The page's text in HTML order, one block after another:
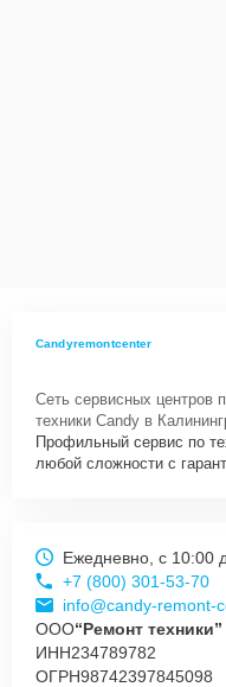
Candyremontcenter
Сеть сервисных центров
техники Candy в
Профильный сервис по
любой сложности с
Ежедневно, с 10:00
+7 (800) 301-53-70
info@candy-remont-
ООО“Ремонт техники”
ИНН234789782
ОГРН98742397845098